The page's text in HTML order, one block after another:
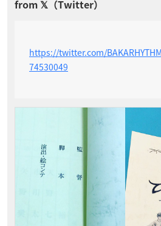
https://twitter.com/
74530049